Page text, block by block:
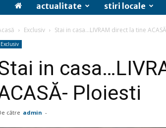
actualitate stiri locale
Exclusiv Stai in casa…LIVRAM direct la tine
Exclusiv
in
Ploiesti
către admin -